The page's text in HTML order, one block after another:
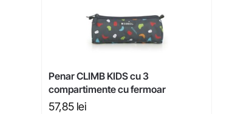
Penar CLIMB KIDS cu 3
compartimente cu fermoar
57,85 lei